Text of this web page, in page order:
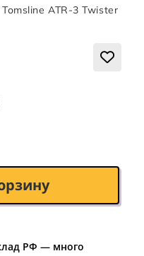
Tomsline ATR-3 Twister
РФ — много